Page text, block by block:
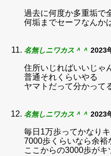
過去に何度か多重垢で
何垢までセーフなんか
名無しニワカス＾＾ 2023
住所いじればいいじゃ
普通それくらいやる
ヤマトだって分かって
名無しニワカス＾＾ 2023
毎日1万歩ってかなり
7000歩くらいなら余裕
ここからの3000歩がキ